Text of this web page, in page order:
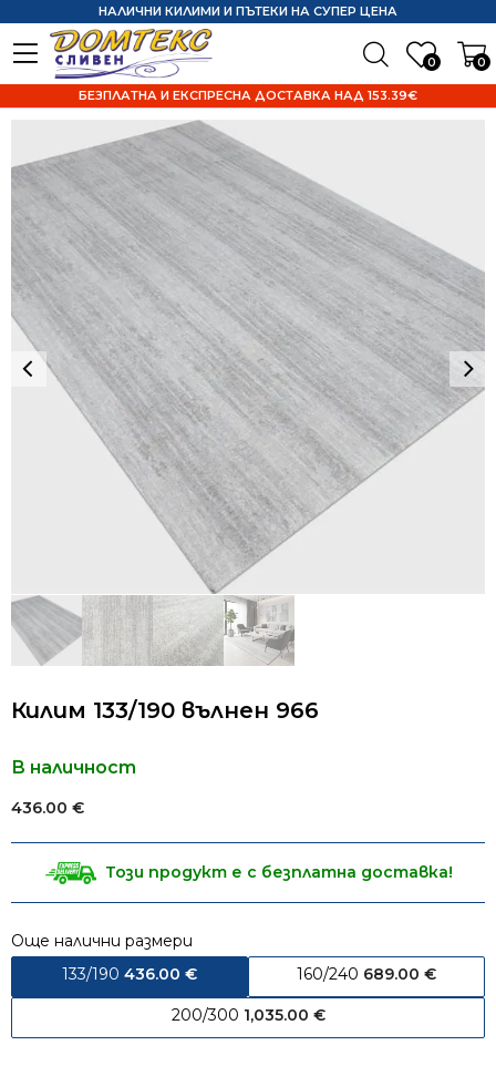
0 0
НАЛИЧНИ КИЛИМИ И ПЪТЕКИ НА СУПЕР ЦЕНА
БЕЗПЛАТНА И ЕКСПРЕСНА ДОСТАВКА НАД 153.39€
Килим 133/190 вълнен 966
В наличност
436.00 €
Този продукт е с безплатна доставка!
Още налични размери
133/190 436.00 € 160/240 689.00 €
200/300 1,035.00 €